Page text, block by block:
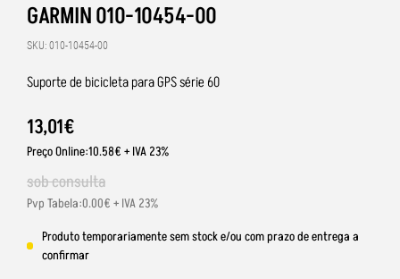
GARMIN 010-10454-00
SKU: 010-10454-00
Suporte de bicicleta para GPS série 60
13,01€
Preço Online:10.58€ + IVA 23%
sob consulta
Pvp Tabela:0.00€ + IVA 23%
Produto temporariamente sem stock e/ou com prazo de entrega a
confirmar